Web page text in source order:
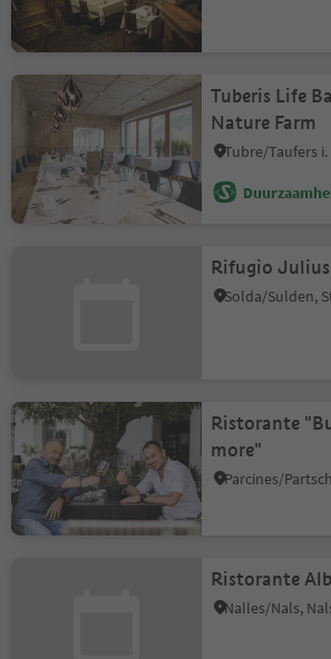
Tuberis Life
Nature Farm
Rifugio Julius
Ristorante
more"
Ristorante